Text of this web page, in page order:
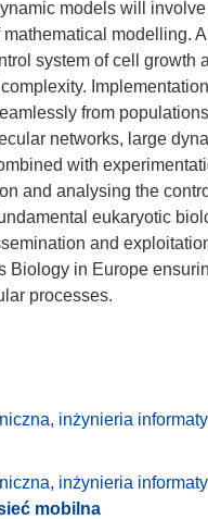
models will
modelling. A
system of cell growth
Implementation
from
networks, large
with
and analysing the
eukaryotic
and
Biology in Europe
inżynieria
inżynieria
mobilna